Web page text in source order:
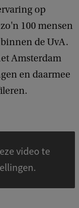
op
100 mensen
de UvA.
Amsterdam
en daarmee
video te
instellingen.